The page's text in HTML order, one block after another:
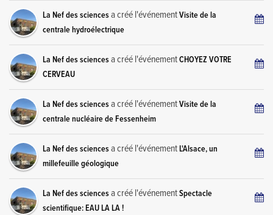
La Nef des sciences a créé l'événementVisite de la
centrale hydroélectrique
La Nef des sciences a créé l'événementCHOYEZ VOTRE
CERVEAU
La Nef des sciences a créé l'événementVisite de la
centrale nucléaire de Fessenheim
La Nef des sciences a créé l'événementL'Alsace, un
millefeuille géologique
La Nef des sciences a créé l'événementSpectacle
scientifique: EAU LA LA !